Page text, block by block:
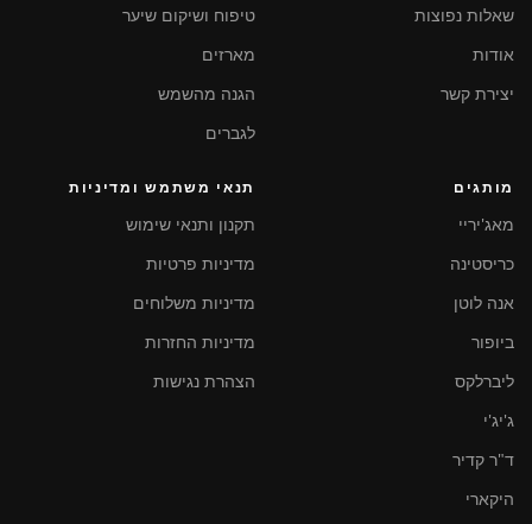
שאלות נפוצות
אודות
יצירת קשר
טיפוח ושיקום שיער
מארזים
הגנה מהשמש
לגברים
מותגים
מאג'יריי
כריסטינה
אנה לוטן
ביופור
ליברלקס
ג'יג'י
ד"ר קדיר
היקארי
תנאי משתמש ומדיניות
תקנון ותנאי שימוש
מדיניות פרטיות
מדיניות משלוחים
מדיניות החזרות
הצהרת נגישות